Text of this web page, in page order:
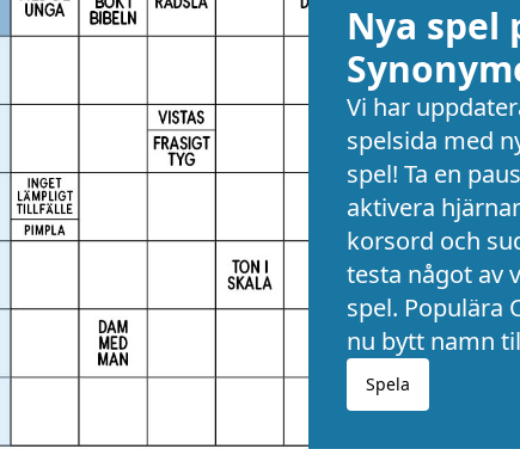
Nya spel
Vi har
spelsida med
spel! Ta en
aktivera
korsord och
testa något av
spel. Populära
nu bytt namn
Spela